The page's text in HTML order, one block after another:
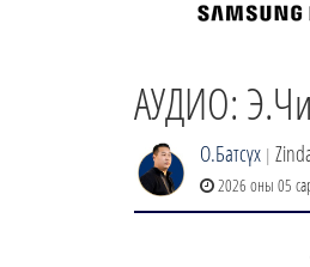
АУДИО:
О.Батсүх |
2026 оны 05